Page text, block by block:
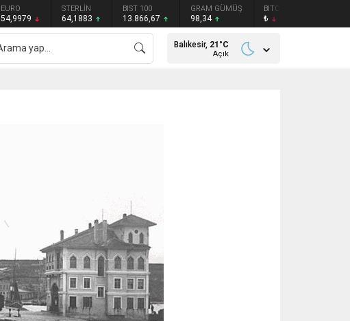
EURO
54,9979
STERLİN
64,1883
BIST 100
13.866,67
GRAM GÜMÜŞ
98,34
BITCOIN
₺
Balıkesir, 21 °C
Açık